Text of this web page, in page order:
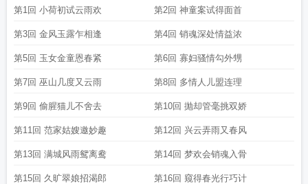
第1回 小荷初试云雨欢 第2回 神童案试得面首
第3回 金风玉露乍相逢 第4回 销魂深处情益浓
第5回 玉女金童恩春紧 第6回 寡妇骚情勾外甥
第7回 巫山几度又云雨 第8回 多情人儿盟连理
第9回 偷腥猫儿不舍去 第10回 抛却管毫挑双娇
第11回 范家姑嫂邀妙趣 第12回 兴云弄雨又春风
第13回 满城风雨鸳离鸯 第14回 梦欢会销魂入骨
第15回 久旷翠娘招渴郎 第16回 窥得春光行巧计